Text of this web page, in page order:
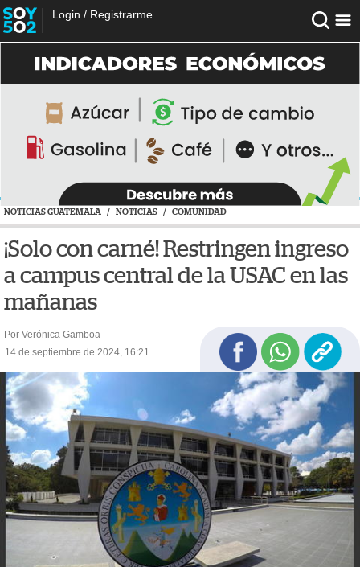
Login / Registrarme
NOTICIAS GUATEMALA / NOTICIAS / COMUNIDAD
¡Solo con carné! Restringen ingreso
a campus central de la USAC en las
mañanas
Por Verónica Gamboa
14 de septiembre de 2024, 16:21